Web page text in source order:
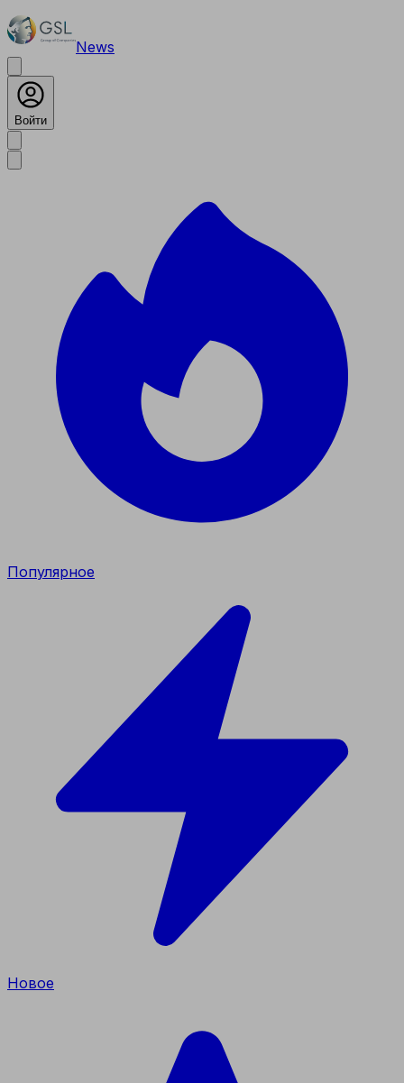
News
Войти
Популярное
Новое